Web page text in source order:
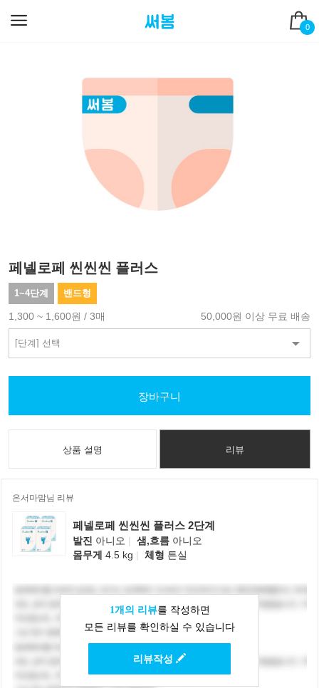
0
페넬로페 씬씬씬 플러스
1~4단계 밴드형
1,300 ~ 1,600원 / 3매 50,000원 이상 무료 배송
장바구니
상품 설명 리뷰
은서마맘님 리뷰
페넬로페 씬씬씬 플러스 2단계
발진 아니오 | 샘,흐름 아니오
몸무게 4.5 kg | 체형 튼실
1개의 리뷰를 작성하면
모든 리뷰를 확인하실 수 있습니다
리뷰작성